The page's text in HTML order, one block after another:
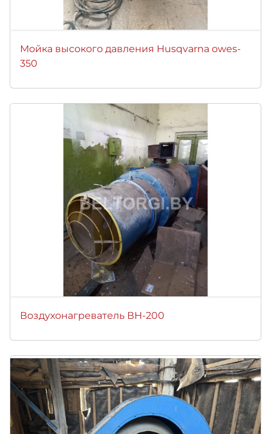
Мойка высокого давления Husqvarna owes-
350
Воздухонагреватель ВН-200